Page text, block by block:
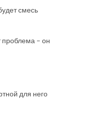
смесь
проблема – он
для него